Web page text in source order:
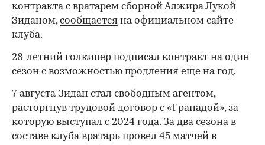
контракта с вратарем сборной Алжира Лукой
Зиданом,сообщается на официальном сайте
клуба.
28-летний голкипер подписал контракт на один
сезон с возможностью продления еще на год.
7 августа Зидан стал свободным агентом,
расторгнув трудовой договор с «Гранадой», за
которую выступал с 2024 года. За два сезона в
составе клуба вратарь провел 45 матчей в